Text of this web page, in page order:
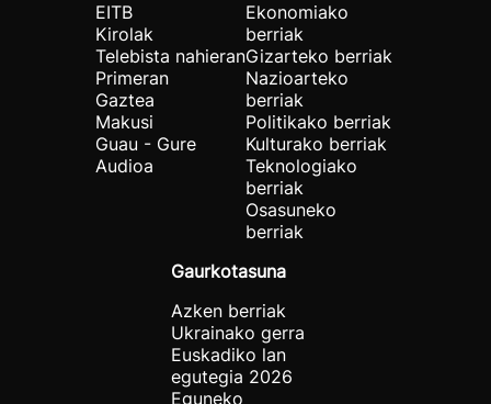
EITB
Kirolak
Telebista nahieran
Primeran
Gaztea
Makusi
Guau - Gure
Audioa
Ekonomiako
berriak
Gizarteko berriak
Nazioarteko
berriak
Politikako berriak
Kulturako berriak
Teknologiako
berriak
Osasuneko
berriak
Gaurkotasuna
Azken berriak
Ukrainako gerra
Euskadiko lan
egutegia 2026
Eguneko